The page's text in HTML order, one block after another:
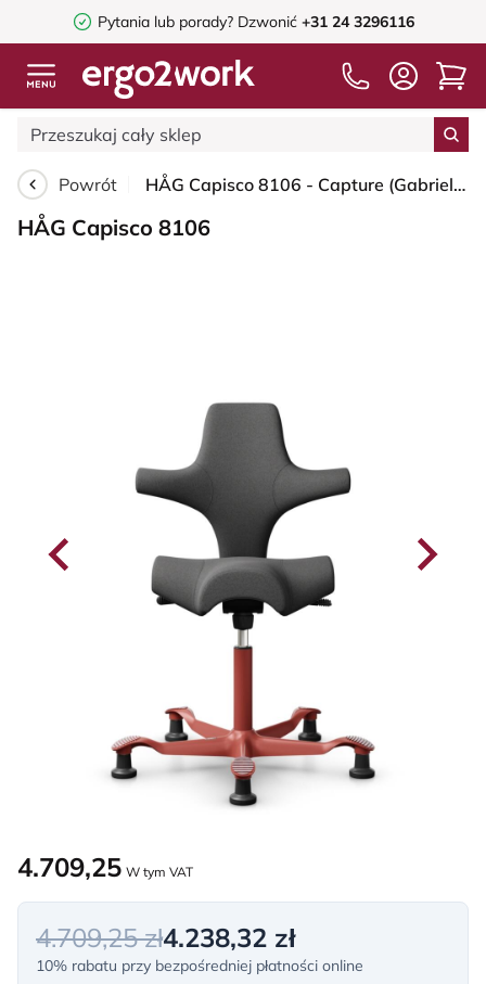
Pytania lub porady? Dzwonić +31 24 3296116
Powrót HÅG Capisco 8106 - Capture (Gabriel) - Wełna / Poliamid - CPT4601 - Dark grey - Blush Rose - 150mm (seat height 40–55cm) - Glides
HÅG Capisco 8106
4.709,25 W tym VAT
4.709,25 zł4.238,32 zł
10% rabatu przy bezpośredniej płatności online